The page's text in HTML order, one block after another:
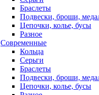
Браслеты
Подвески, броши,
Цепочки, колье, бусы
Разное
Современные
Кольца
Серьги
Браслеты
Подвески, броши,
Цепочки, колье, бусы